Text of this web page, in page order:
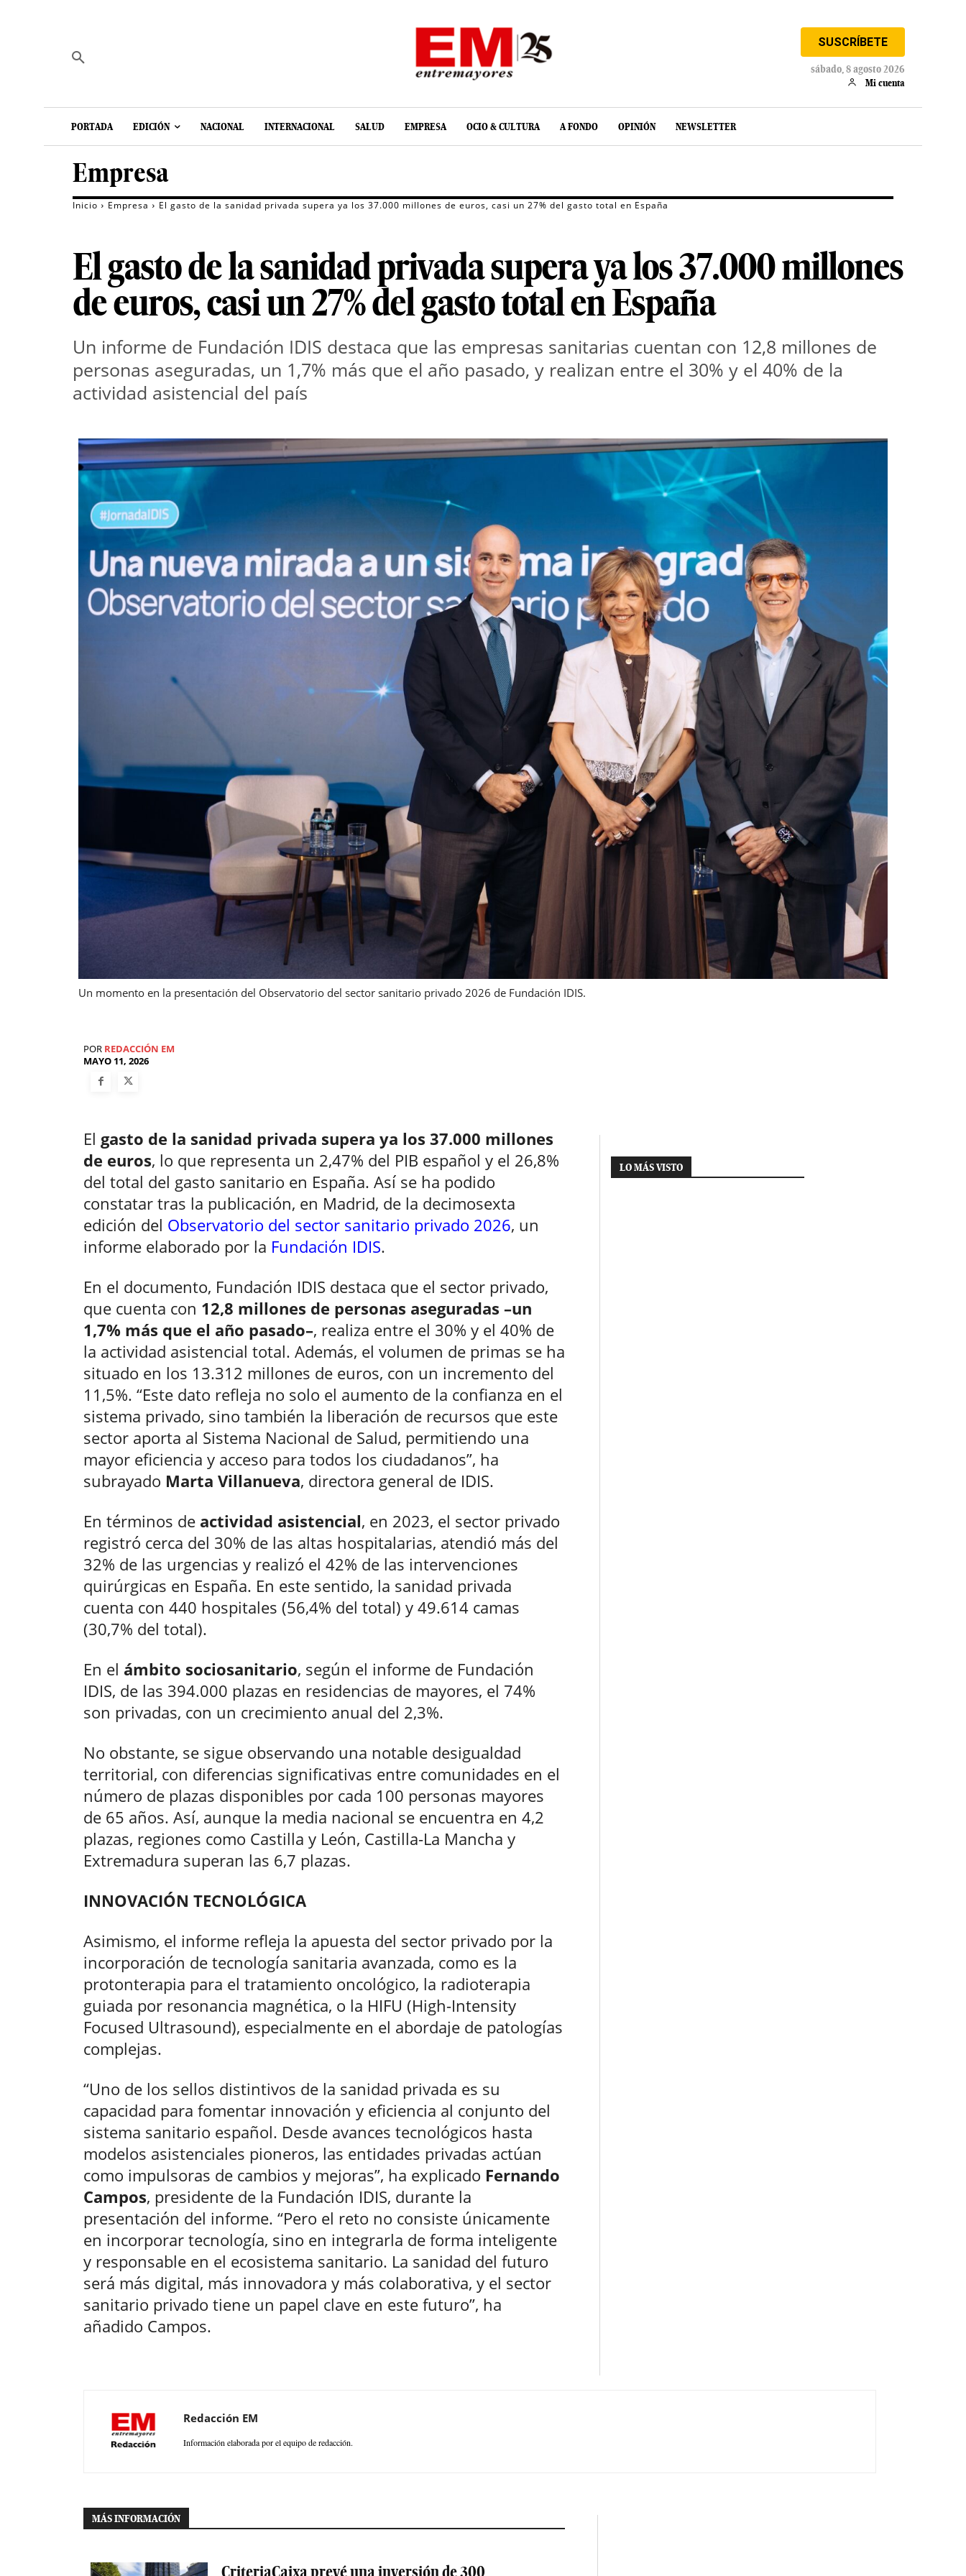
SUSCRÍBETE
sábado, 8 agosto 2026
Mi cuenta
PORTADA EDICIÓN NACIONAL INTERNACIONAL SALUD EMPRESA OCIO & CULTURA A FONDO OPINIÓN NEWSLETTER
Empresa
Inicio Empresa El gasto de la sanidad privada supera ya los 37.000 millones de euros, casi un 27% del gasto total en España
El gasto de la sanidad privada supera ya los 37.000 millones
de euros, casi un 27% del gasto total en España
Un informe de Fundación IDIS destaca que las empresas sanitarias cuentan con 12,8 millones de
personas aseguradas, un 1,7% más que el año pasado, y realizan entre el 30% y el 40% de la
actividad asistencial del país
Un momento en la presentación del Observatorio del sector sanitario privado 2026 de Fundación IDIS.
POR REDACCIÓN EM
MAYO 11, 2026
El gasto de la sanidad privada supera ya los 37.000 millones
de euros, lo que representa un 2,47% del PIB español y el 26,8%
del total del gasto sanitario en España. Así se ha podido
constatar tras la publicación, en Madrid, de la decimosexta
edición del Observatorio del sector sanitario privado 2026, un
informe elaborado por la Fundación IDIS.
En el documento, Fundación IDIS destaca que el sector privado,
que cuenta con 12,8 millones de personas aseguradas –un
1,7% más que el año pasado–, realiza entre el 30% y el 40% de
la actividad asistencial total. Además, el volumen de primas se ha
situado en los 13.312 millones de euros, con un incremento del
11,5%. “Este dato refleja no solo el aumento de la confianza en el
sistema privado, sino también la liberación de recursos que este
sector aporta al Sistema Nacional de Salud, permitiendo una
mayor eficiencia y acceso para todos los ciudadanos”, ha
subrayado Marta Villanueva, directora general de IDIS.
En términos de actividad asistencial, en 2023, el sector privado
registró cerca del 30% de las altas hospitalarias, atendió más del
32% de las urgencias y realizó el 42% de las intervenciones
quirúrgicas en España. En este sentido, la sanidad privada
cuenta con 440 hospitales (56,4% del total) y 49.614 camas
(30,7% del total).
En el ámbito sociosanitario, según el informe de Fundación
IDIS, de las 394.000 plazas en residencias de mayores, el 74%
son privadas, con un crecimiento anual del 2,3%.
No obstante, se sigue observando una notable desigualdad
territorial, con diferencias significativas entre comunidades en el
número de plazas disponibles por cada 100 personas mayores
de 65 años. Así, aunque la media nacional se encuentra en 4,2
plazas, regiones como Castilla y León, Castilla-La Mancha y
Extremadura superan las 6,7 plazas.
INNOVACIÓN TECNOLÓGICA
Asimismo, el informe refleja la apuesta del sector privado por la
incorporación de tecnología sanitaria avanzada, como es la
protonterapia para el tratamiento oncológico, la radioterapia
guiada por resonancia magnética, o la HIFU (High-Intensity
Focused Ultrasound), especialmente en el abordaje de patologías
complejas.
“Uno de los sellos distintivos de la sanidad privada es su
capacidad para fomentar innovación y eficiencia al conjunto del
sistema sanitario español. Desde avances tecnológicos hasta
modelos asistenciales pioneros, las entidades privadas actúan
como impulsoras de cambios y mejoras”, ha explicado Fernando
Campos, presidente de la Fundación IDIS, durante la
presentación del informe. “Pero el reto no consiste únicamente
en incorporar tecnología, sino en integrarla de forma inteligente
y responsable en el ecosistema sanitario. La sanidad del futuro
será más digital, más innovadora y más colaborativa, y el sector
sanitario privado tiene un papel clave en este futuro”, ha
añadido Campos.
LO MÁS VISTO
Redacción EM
Información elaborada por el equipo de redacción.
MÁS INFORMACIÓN
CriteriaCaixa prevé una inversión de 300